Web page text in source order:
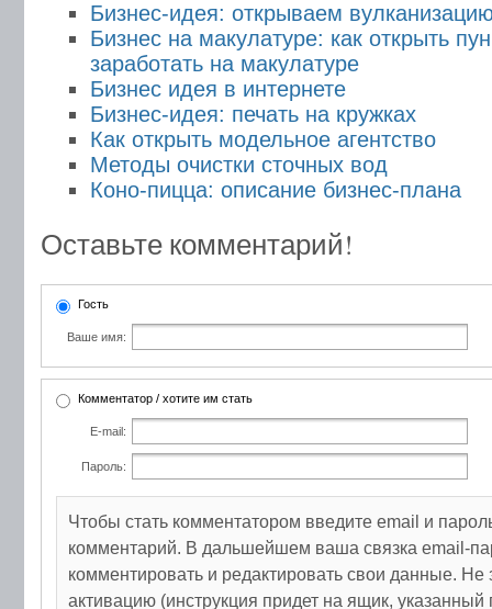
Бизнес-идея: открываем
Бизнес на макулатуре: как открыть
заработать на макулатуре
Бизнес идея в интернете
Бизнес-идея: печать на кружках
Как открыть модельное агентство
Методы очистки сточных вод
Коно-пицца: описание бизнес-плана
Оставьте комментарий!
Гость
Ваше имя:
Комментатор / хотите им стать
E-mail:
Пароль:
Чтобы стать комментатором введите email и
комментарий. В дальшейшем ваша связка email-
комментировать и редактировать свои данные. Не
активацию (инструкция придет на ящик, указанный